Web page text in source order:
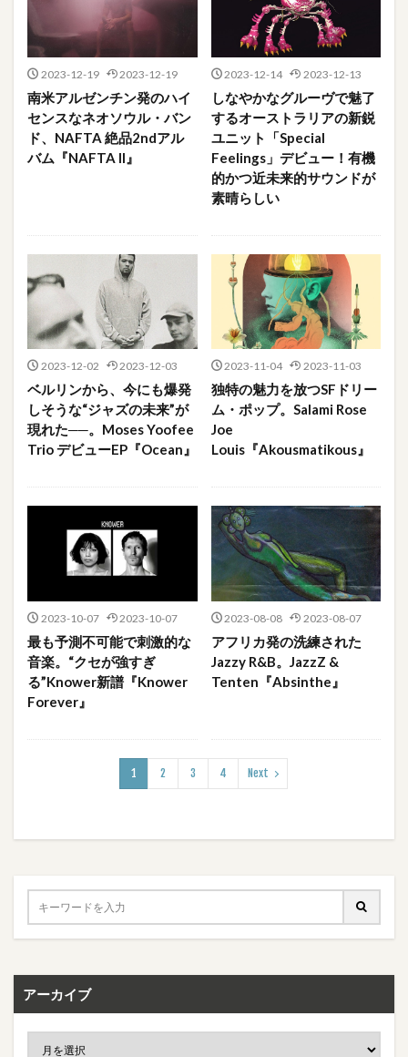
2023-12-19 2023-12-19
南米アルゼンチン発のハイ
センスなネオソウル・バン
ド、NAFTA 絶品2ndアル
バム『NAFTA II』
2023-12-14 2023-12-13
しなやかなグルーヴで魅了
するオーストラリアの新鋭
ユニット「Special
Feelings」デビュー！有機
的かつ近未来的サウンドが
素晴らしい
2023-12-02 2023-12-03
ベルリンから、今にも爆発
しそうな“ジャズの未来”が
現れた──。Moses Yoofee
Trio デビューEP『Ocean』
2023-11-04 2023-11-03
独特の魅力を放つSFドリー
ム・ポップ。Salami Rose
Joe
Louis『Akousmatikous』
2023-10-07 2023-10-07
最も予測不可能で刺激的な
音楽。“クセが強すぎ
る”Knower新譜『Knower
Forever』
2023-08-08 2023-08-07
アフリカ発の洗練された
Jazzy R&B。JazzZ &
Tenten『Absinthe』
1 2 3 4 Next
アーカイブ